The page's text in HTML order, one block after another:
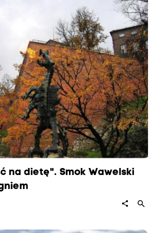
na dietę". Smok Wawelski
share search